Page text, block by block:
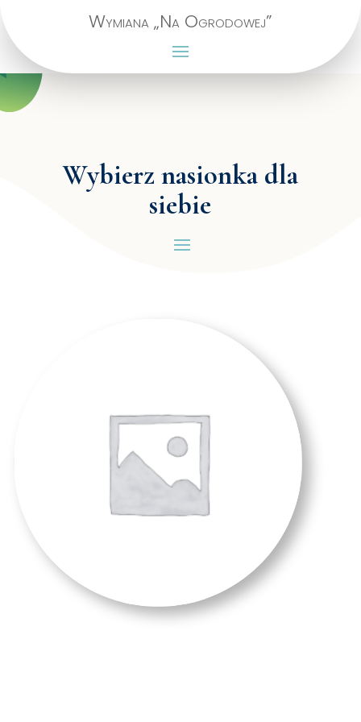
Wymiana „Na Ogrodowej”
Wybierz nasionka dla
siebie